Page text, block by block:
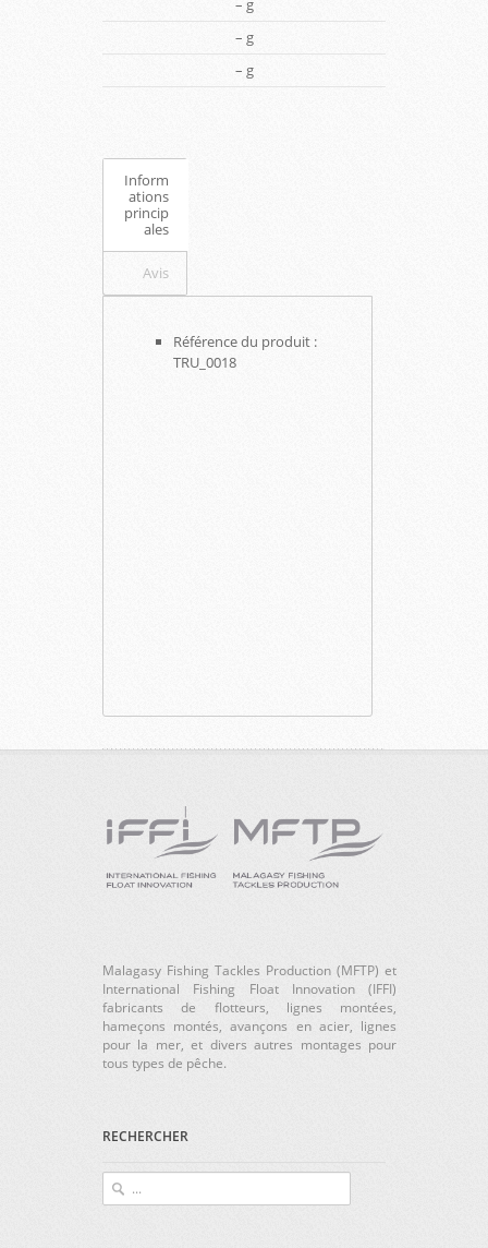
– g
– g
Inform
ations
princip
ales
Avis
Référence du produit :
TRU_0018
Malagasy Fishing Tackles Production (MFTP) et
International Fishing Float Innovation (IFFI)
fabricants de flotteurs, lignes montées,
hameçons montés, avançons en acier, lignes
pour la mer, et divers autres montages pour
tous types de pêche.
RECHERCHER